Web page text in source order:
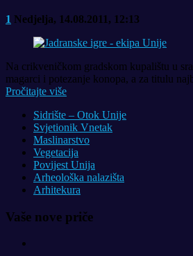
1 Nedjelja, 14.08.2011, 12:13
Na crikveničkom gradskom kupalištu u
magarci i potezanje konopa, a za titulu
Pročitajte više
Sidrište – Otok Unije
Svjetionik Vnetak
Maslinarstvo
Vegetacija
Povijest Unija
Arheološka nalazišta
Arhitekura
Vaše nove priče